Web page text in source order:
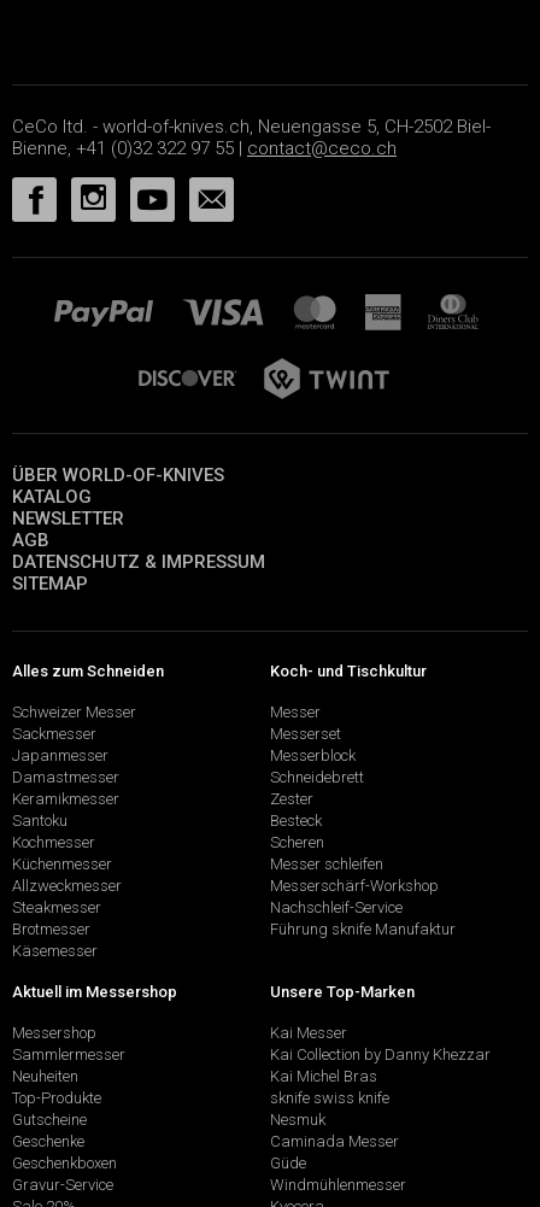
CeCo ltd. - world-of-knives.ch, Neuengasse 5, CH-2502 Biel-
Bienne, +41 (0)32 322 97 55 | contact@ceco.ch
ÜBER WORLD-OF-KNIVES
KATALOG
NEWSLETTER
AGB
DATENSCHUTZ & IMPRESSUM
SITEMAP
Alles zum Schneiden
Schweizer Messer
Sackmesser
Japanmesser
Damastmesser
Keramikmesser
Santoku
Kochmesser
Küchenmesser
Allzweckmesser
Steakmesser
Brotmesser
Käsemesser
Koch- und Tischkultur
Messer
Messerset
Messerblock
Schneidebrett
Zester
Besteck
Scheren
Messer schleifen
Messerschärf-Workshop
Nachschleif-Service
Führung sknife Manufaktur
Aktuell im Messershop
Messershop
Sammlermesser
Neuheiten
Top-Produkte
Gutscheine
Geschenke
Geschenkboxen
Gravur-Service
Unsere Top-Marken
Kai Messer
Kai Collection by Danny Khezzar
Kai Michel Bras
sknife swiss knife
Nesmuk
Caminada Messer
Güde
Windmühlenmesser